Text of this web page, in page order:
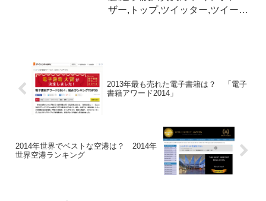
ザー,トップ,ツイッター,ツイー
2013年最も売れた電子書籍は？ 「電子
書籍アワード2014」
2014年世界でベストな空港は？ 2014年
世界空港ランキング